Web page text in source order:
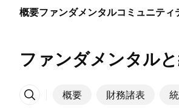
概要ファンダメンタルコミュニティ
ファンダメンタル
概要 財務諸表
その他